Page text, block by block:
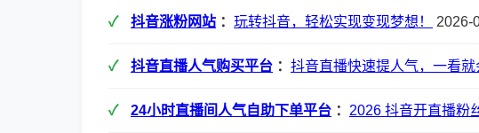
抖音涨粉网站 ： 玩转抖音，轻松实现变现梦想！ 2026-
抖音直播人气购买平台 ： 抖音直播快速提人气，一看就
24小时直播间人气自助下单平台 ： 2026 抖音开直播粉